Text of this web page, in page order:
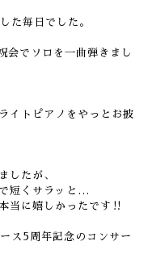
た毎日でした。
会でソロを一曲弾きまし
イトピアノをやっとお披
したが、
短くサラッと…
当に嬉しかったです‼︎
ス5周年記念のコンサー